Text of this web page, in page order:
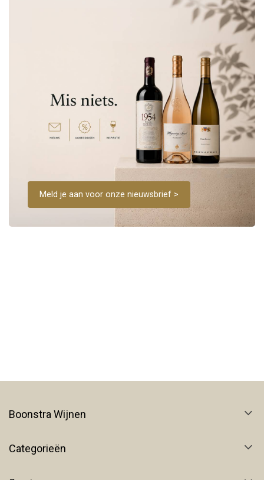
Meld je aan voor onze nieuwsbrief >
Boonstra Wijnen
Categorieën